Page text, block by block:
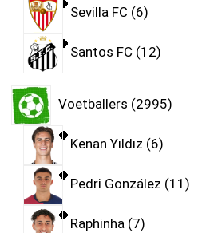
Sevilla FC 6
Santos FC 12
Voetballers 2995
Kenan Yıldız 6
Pedri González 11
Raphinha 7